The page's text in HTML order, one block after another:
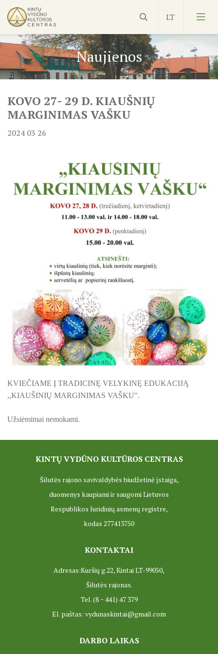
Vydūnas
Kultūros pasas
NVŠ
Veiklos planas
KULTŪROS MINISTERIJOS PROJEKTAS ''KODAS:
KPD PROJEKTAS ,,MAŽOSIOS LIETUVOS MOKYKLA-
KPD PROJEKTAS ,,MAŽOSIOS LIETUVOS MOKYKLA-
KPD PROJEKTAS ,,MAŽOSIOS LIETUVOS MOKYKLA-
KPD PROJEKTAS ,,MAŽOSIOS LIETUVOS MOKYKLA-
KPD PROJEKTAS ,,MAŽOSIOS LIETUVOS MOKYKLA-
PROJEKTAS ,,KULTŪROS SKŪNĖ". Pavasario keramikos
PROJEKTAS ,,KULTŪROS SKŪNĖ". Keramikos dirbtuvėse-
PROJEKTAS ,,KULTŪROS SKŪNĖ". Apie projektą spaudoje
PROJEKTAS ,,KULTŪROS SKŪNĖ". Keramikos dirbtuvių
PROJEKTAS ,,KULTŪROS SKŪNĖ". Keramikos dirbtuvės
BAIGIAMAS ES PROJEKTAS GENIUS LOCI
ES PROJEKTAS GENIUS LOCI. Vydūno šviesos festivalis.
ES PROJEKTAS GENIUS LOCI. Įrengtas Vydūno suolelis
ES PROJEKTAS GENIUS LOCI. Kieme ,,dygsta"
Naujienos
KOVO 27- 29 D. KIAUŠNIŲ
MARGINIMAS VAŠKU
2024 03 26
KVIEČIAME Į TRADICINĘ VELYKINĘ EDUKACIJĄ
,,KIAUŠINIŲ MARGINIMAS VAŠKU".
Užsiėmimai nemokami.
KINTŲ VYDŪNO KULTŪROS CENTRAS
Šilutės rajono savivaldybės biudžetinė įstaiga,
duomenys kaupiami ir saugomi Lietuvos
Respublikos Juridinių asmenų registre,
kodas 277413750
KONTAKTAI
Adresas:Kuršių g.22, Kintai LT-99050,
Šilutės rajonas.
Tel. (8 ~ 441) 47 379
El. paštas: vydunaskintai@gmail.com
DARBO LAIKAS